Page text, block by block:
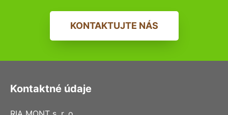
KONTAKTUJTE NÁS
Kontaktné údaje